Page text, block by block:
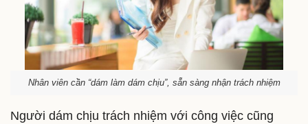
Nhân viên cần “dám làm dám chịu”, sẵn sàng nhận trách nhiệm
Người dám chịu trách nhiệm với công việc cũng